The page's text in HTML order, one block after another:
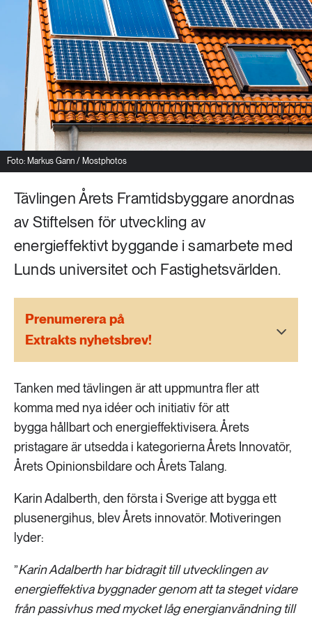
Mat & jordbruk
Skog
Social hållbarhet
Transport
Vatten
252 ARTIKLAR
Landsbygd
939 ARTIKLAR
Livsstil & konsumtion
612 ARTIKLAR
Mat & jordbruk
262 ARTIKLAR
Skog
Social hållbarhet
189 ARTIKLAR
Vatten
Foto: Markus Gann / Mostphotos
Tävlingen Årets Framtidsbyggare anordnas
av Stiftelsen för utveckling av
energieffektivt byggande i samarbete med
Lunds universitet och Fastighetsvärlden.
Prenumerera på
Extrakts nyhetsbrev!
Tanken med tävlingen är att uppmuntra fler att
komma med nya idéer och initiativ för att
bygga hållbart och energieffektivisera. Årets
pristagare är utsedda i kategorierna Årets Innovatör,
Årets Opinionsbildare och Årets Talang.
Karin Adalberth, den första i Sverige att bygga ett
plusenergihus, blev Årets innovatör. Motiveringen
lyder:
”Karin Adalberth har bidragit till utvecklingen av
energieffektiva byggnader genom att ta steget vidare
från passivhus med mycket låg energianvändning till